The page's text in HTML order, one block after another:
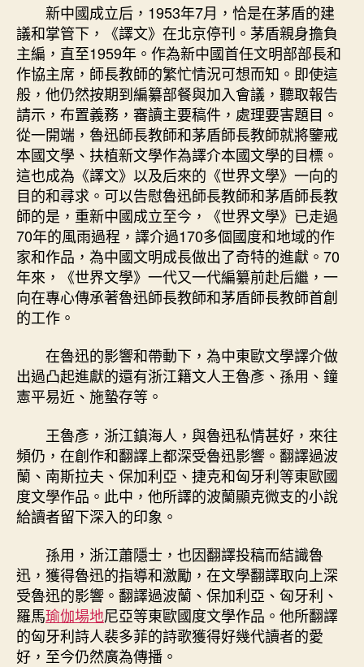
新中國成立后，1953年7月，恰是在茅盾的建
議和掌管下，《譯文》在北京停刊。茅盾親身擔負
主編，直至1959年。作為新中國首任文明部部長和
作協主席，師長教師的繁忙情況可想而知。即使這
般，他仍然按期到編纂部餐與加入會議，聽取報告
請示，布置義務，審讀主要稿件，處理要害題目。
從一開端，魯迅師長教師和茅盾師長教師就將鑒戒
本國文學、扶植新文學作為譯介本國文學的目標。
這也成為《譯文》以及后來的《世界文學》一向的
目的和尋求。可以告慰魯迅師長教師和茅盾師長教
師的是，重新中國成立至今，《世界文學》已走過
70年的風雨過程，譯介過170多個國度和地域的作
家和作品，為中國文明成長做出了奇特的進獻。70
年來，《世界文學》一代又一代編纂前赴后繼，一
向在專心傳承著魯迅師長教師和茅盾師長教師首創
的工作。
在魯迅的影響和帶動下，為中東歐文學譯介做
出過凸起進獻的還有浙江籍文人王魯彥、孫用、鐘
憲平易近、施蟄存等。
王魯彥，浙江鎮海人，與魯迅私情甚好，來往
頻仍，在創作和翻譯上都深受魯迅影響。翻譯過波
蘭、南斯拉夫、保加利亞、捷克和匈牙利等東歐國
度文學作品。此中，他所譯的波蘭顯克微支的小說
給讀者留下深入的印象。
孫用，浙江蕭隱士，也因翻譯投稿而結識魯
迅，獲得魯迅的指導和激勵，在文學翻譯取向上深
受魯迅的影響。翻譯過波蘭、保加利亞、匈牙利、
羅馬瑜伽場地尼亞等東歐國度文學作品。他所翻譯
的匈牙利詩人裴多菲的詩歌獲得好幾代讀者的愛
好，至今仍然廣為傳播。